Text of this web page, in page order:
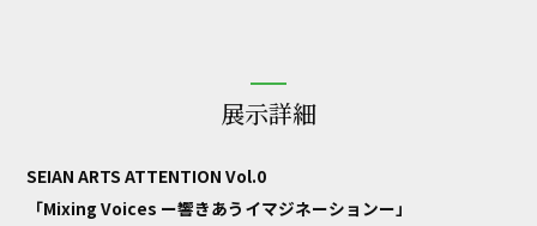
展示詳細
SEIAN ARTS ATTENTION Vol.0
「Mixing Voices ー響きあうイマジネーションー」